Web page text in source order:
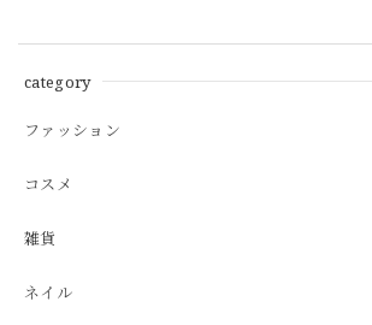
category
ファッション
コスメ
雑貨
ネイル